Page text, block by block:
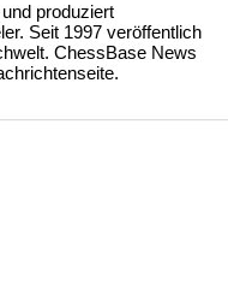
produziert
Seit 1997 veröffentlich
ChessBase News